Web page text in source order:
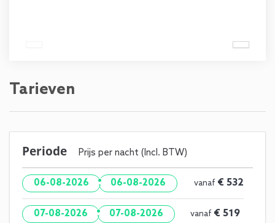
Tarieven
Periode Prijs per nacht (Incl. BTW)
06-08-2026 · 06-08-2026 vanaf € 532
07-08-2026 · 07-08-2026 vanaf € 519